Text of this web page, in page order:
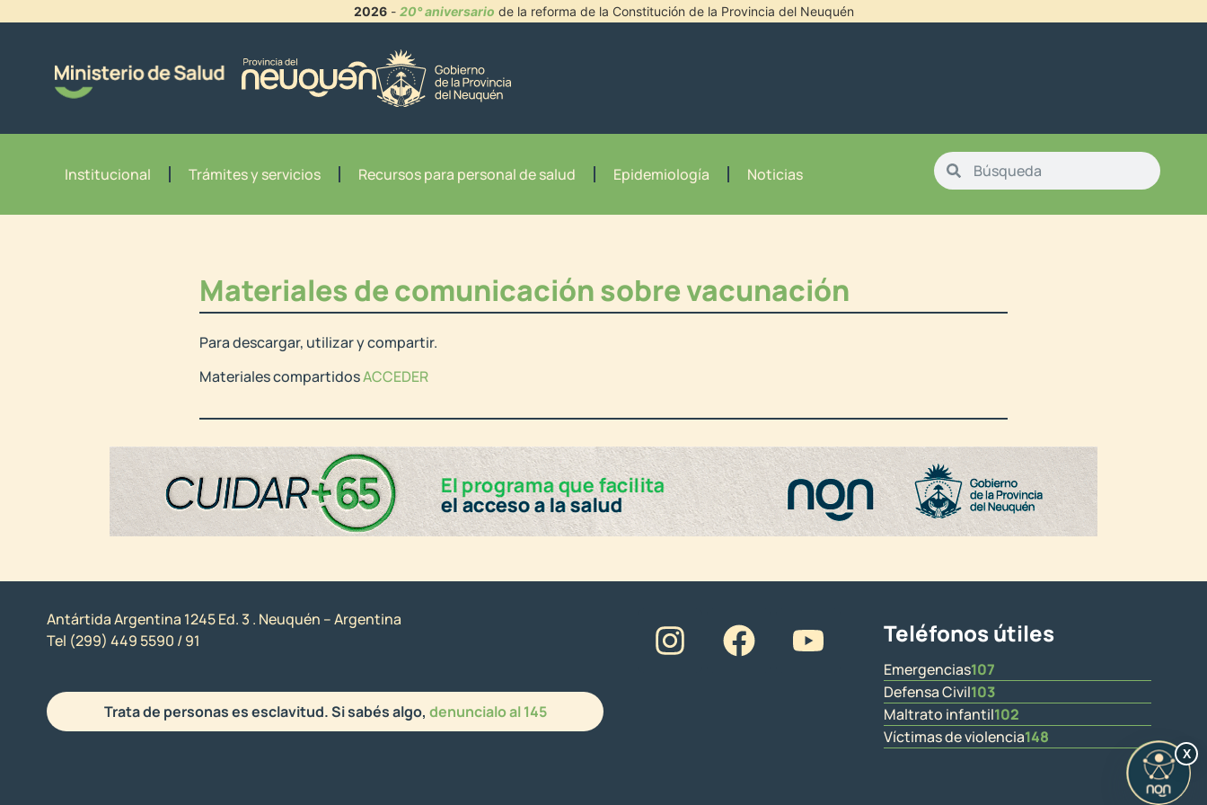
2026- 20° aniversario de la reforma de la Constitución de la Provincia del Neuquén
Institucional Trámites y servicios Recursos para personal de salud Epidemiología Noticias
Materiales de comunicación sobre vacunación
Para descargar, utilizar y compartir.
Materiales compartidosACCEDER
Antártida Argentina 1245 Ed. 3 . Neuquén – Argentina
Tel (299) 449 5590 / 91
Trata de personas es esclavitud. Si sabés algo, denuncialo al 145
Teléfonos útiles
Emergencias107
Defensa Civil103
Maltrato infantil102
Víctimas de violencia148
X